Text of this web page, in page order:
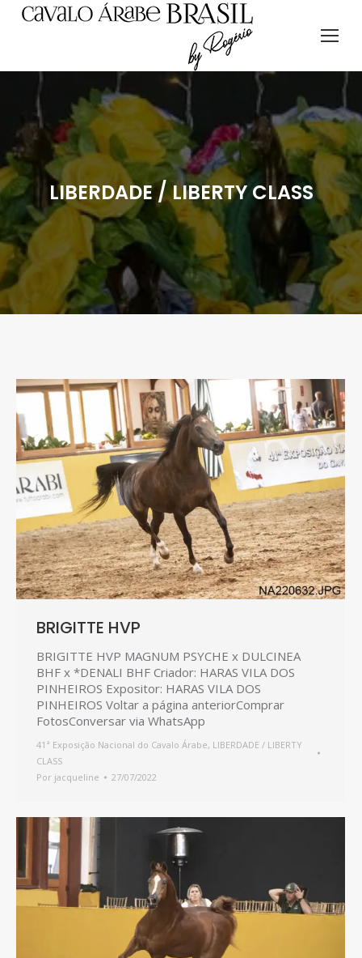
LIBERDADE / LIBERTY CLASS
BRIGITTE HVP
BRIGITTE HVP MAGNUM PSYCHE x DULCINEA
BHF x *DENALI BHF Criador: HARAS VILA DOS
PINHEIROS Expositor: HARAS VILA DOS
PINHEIROS Voltar a página anteriorComprar
FotosConversar via WhatsApp
41ª Exposição Nacional do Cavalo Árabe, LIBERDADE / LIBERTY
CLASS
Por jacqueline 27/07/2022